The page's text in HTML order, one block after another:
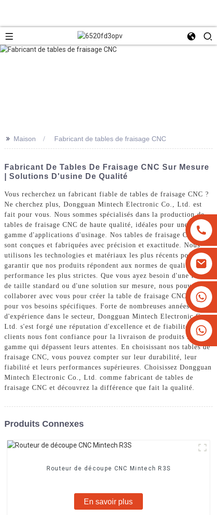
+8613825779334
+16266628193
>> Maison Fabricant de tables de fraisage CNC
Fabricant De Tables De Fraisage CNC Sur Mesure
| Solutions D'usine De Qualité
Vous recherchez un fabricant fiable de tables de fraisage CNC ?
Ne cherchez plus, Dongguan Mintech Electronic Co., Ltd. est
fait pour vous. Nous sommes spécialisés dans la production de
tables de fraisage CNC de haute qualité, idéales pour une large
gamme d'applications d'usinage. Nos tables de fraisage CNC
sont conçues et fabriquées avec précision et exactitude. Nous
utilisons les technologies et matériaux les plus récents pour
garantir que nos produits répondent aux normes de qualité et de
performance les plus strictes. Que vous ayez besoin d'une table
de taille standard ou d'une solution sur mesure, nous pouvons
collaborer avec vous pour créer la table de fraisage CNC idéale
pour vos besoins spécifiques. Forte de nombreuses années
d'expérience dans le secteur, Dongguan Mintech Electronic Co.,
Ltd. s'est forgé une réputation d'excellence et de fiabilité. Nos
clients nous font confiance pour la livraison de produits haut de
gamme qui dépassent leurs attentes. En choisissant nos tables de
fraisage CNC, vous pouvez compter sur leur durabilité, leur
fiabilité et leurs performances supérieures. Choisissez Dongguan
Mintech Electronic Co., Ltd. comme fabricant de tables de
fraisage CNC et découvrez la différence que fait la qualité.
Produits Connexes
Routeur de découpe CNC Mintech R3S
En savoir plus